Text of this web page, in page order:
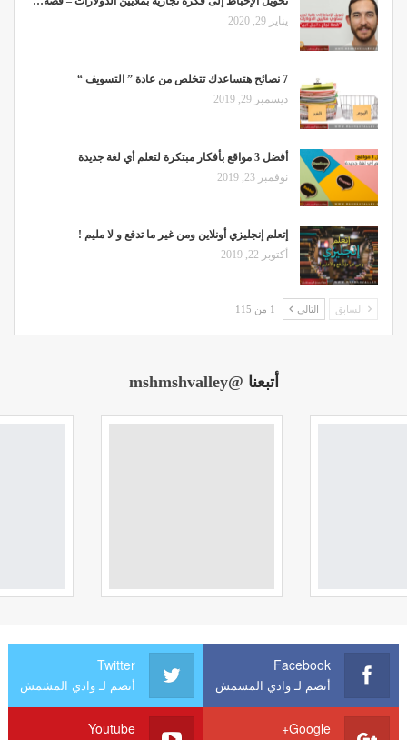
يناير 29, 2020
7 نصائح هتساعدك تتخلص من عادة ” التسويف “
ديسمبر 29, 2019
أفضل 3 مواقع بأفكار مبتكرة لتعلم أي لغة جديدة
نوفمبر 23, 2019
إتعلم إنجليزي أونلاين ومن غير ما تدفع و لا مليم !
أكتوبر 22, 2019
السابق التالي 1 من 115
أتبعنا @mshmshvalley
Facebook
أنضم لـ وادي المشمش
Twitter
أنضم لـ وادي المشمش
Google+
Youtube